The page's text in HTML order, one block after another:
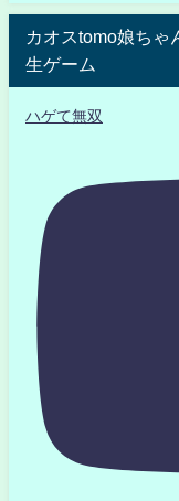
カオスtomo娘ちゃ
生ゲーム
ハゲて無双